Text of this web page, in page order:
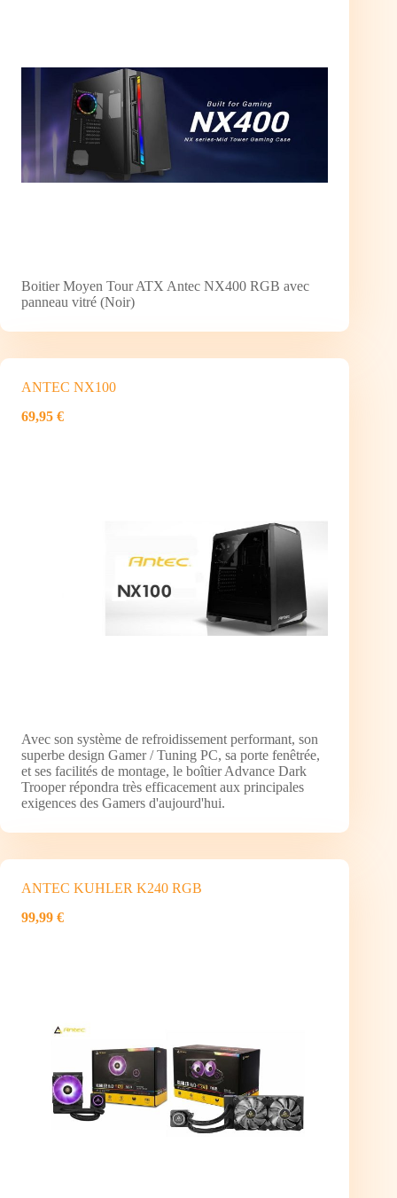
Boitier Moyen Tour ATX Antec NX400 RGB avec
panneau vitré (Noir)
ANTEC NX100
69,95 €
Avec son système de refroidissement performant, son
superbe design Gamer / Tuning PC, sa porte fenêtrée,
et ses facilités de montage, le boîtier Advance Dark
Trooper répondra très efficacement aux principales
exigences des Gamers d'aujourd'hui.
ANTEC KUHLER K240 RGB
99,99 €